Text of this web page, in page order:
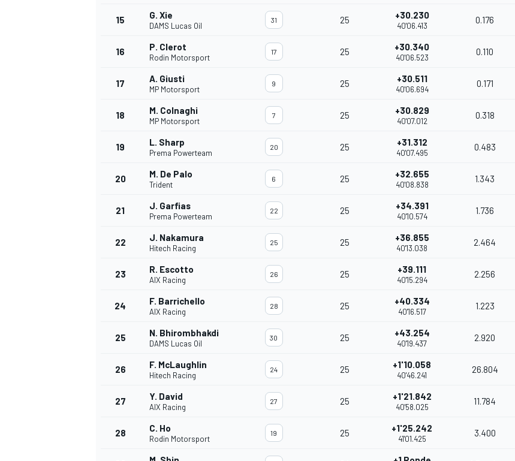
15 G. Xie
DAMS Lucas Oil
31 25 +30.230
40'06.413
0.176
16 P. Clerot
Rodin Motorsport
17 25 +30.340
40'06.523
0.110
17 A. Giusti
MP Motorsport
9 25 +30.511
40'06.694
0.171
18 M. Colnaghi
MP Motorsport
7 25 +30.829
40'07.012
0.318
19 L. Sharp
Prema Powerteam
20 25 +31.312
40'07.495
0.483
20 M. De Palo
Trident
6 25 +32.655
40'08.838
1.343
21 J. Garfias
Prema Powerteam
22 25 +34.391
40'10.574
1.736
22 J. Nakamura
Hitech Racing
25 25 +36.855
40'13.038
2.464
23 R. Escotto
AIX Racing
26 25 +39.111
40'15.294
2.256
24 F. Barrichello
AIX Racing
28 25 +40.334
40'16.517
1.223
25 N. Bhirombhakdi
DAMS Lucas Oil
30 25 +43.254
40'19.437
2.920
26 F. McLaughlin
Hitech Racing
24 25 +1'10.058
40'46.241
26.804
27 Y. David
AIX Racing
27 25 +1'21.842
40'58.025
11.784
28 C. Ho
Rodin Motorsport
19 25 +1'25.242
41'01.425
3.400